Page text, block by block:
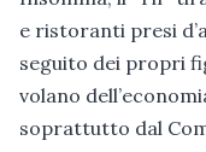
e ristoranti presi
seguito dei propri
volano
soprattutto dal